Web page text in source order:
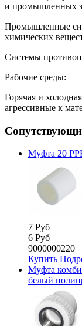
и промышленных
Промышленные
химических
Системы
Рабочие среды:
Горячая и
агрессивные к
Муфта 20
7 Руб
6 Руб
9000000220
Купить
Муфта
белый